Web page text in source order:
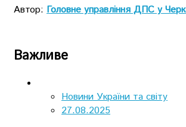
Автор: Головне управління ДПС у
Важливе
Новини України та світу
27.08.2025